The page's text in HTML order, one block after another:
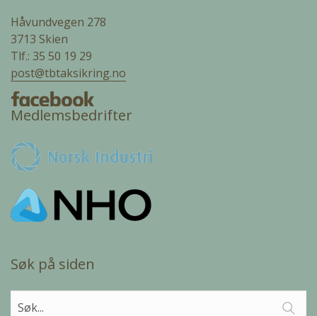
Håvundvegen 278
3713 Skien
Tlf.: 35 50 19 29
post@tbtaksikring.no
Medlemsbedrifter
Søk på siden